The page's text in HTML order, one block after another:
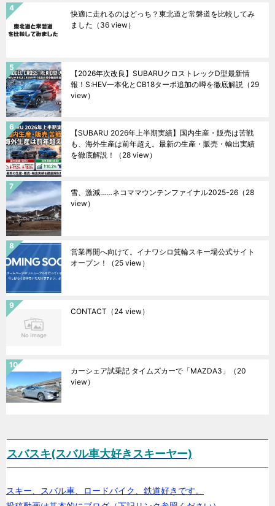
快適に走れるのはどっち？東北道と常磐道を比較してみ
ました （36 view）
【2026年次改良】SUBARUクロストレックD型最新情
報！S:HEV一本化とCB18ターボ追加の噂を徹底解説 （29
view）
【SUBARU 2026年上半期実績】国内生産・販売は苦戦
も、海外生産は前年超え。最新の生産・販売・輸出実績
を徹底解説！
（28 view）
雪、激減……ネコママウンテンファイナル2025ｰ26 （28
view）
営業再開へ向けて。イナワシロ箕輪スキー場公式サイト
オープン！
（25 view）
CONTACT （24 view）
カーシェア試乗記 タイムズカーで「MAZDA3」
（20
view）
スバスキ(スバル車大好きスキーヤー)
スキー、スバル車、ロードバイク、鉄道好きです。